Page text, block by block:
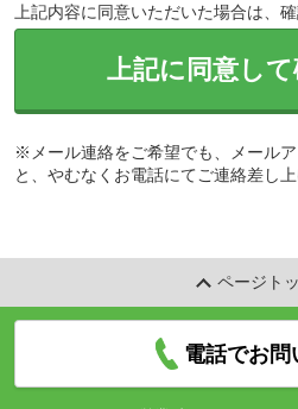
上記内容に同意いただいた場合は、
上記に同意し
※メール連絡をご希望でも、メール
と、やむなくお電話にてご連絡差し
ページト
電話でお問